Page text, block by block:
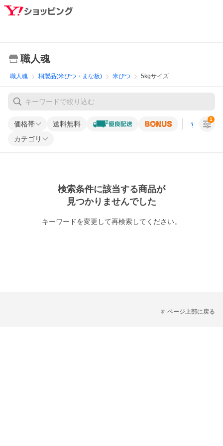
職人魂
職人魂 桐製品(米びつ・まな板) 米びつ 5kgサイズ
価格帯 送料無料 すべての条
カテゴリ
1
検索条件に該当する商品が
見つかりませんでした
キーワードを変更して再検索してください。
ページ上部に戻る